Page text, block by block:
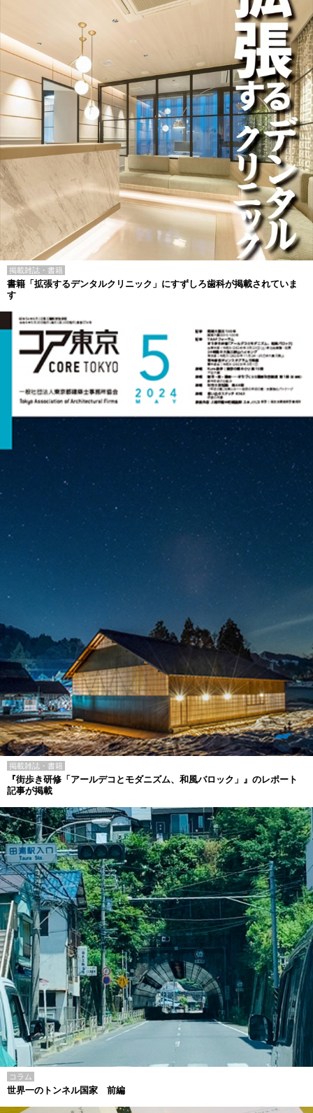
掲載雑誌・書籍
書籍「拡張するデンタルクリニック」にすずしろ歯科が掲載されていま
す
掲載雑誌・書籍
『街歩き研修「アールデコとモダニズム、和風バロック」』のレポート
記事が掲載
コラム
世界一のトンネル国家 前編